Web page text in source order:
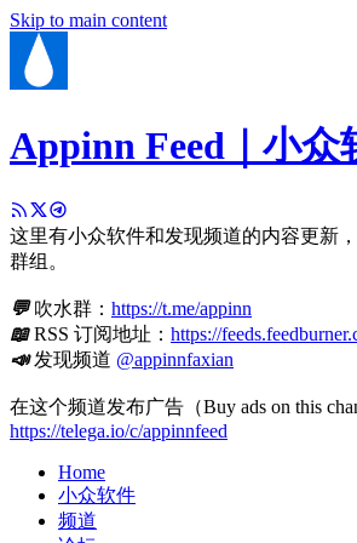
Skip to main content
Appinn Feed｜小众
这里有小众软件和发现频道的内容更新
群组。
💬吹水群： https://t.me/appinn
📖RSS 订阅地址： https://
📣发现频道 @appinnfaxian
在这个频道发布广告（Buy ads on this
https://telega.io/c/appinnfeed
Home
小众软件
频道